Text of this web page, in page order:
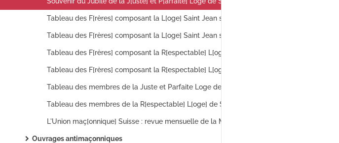
Ouvrages antimaçonniques